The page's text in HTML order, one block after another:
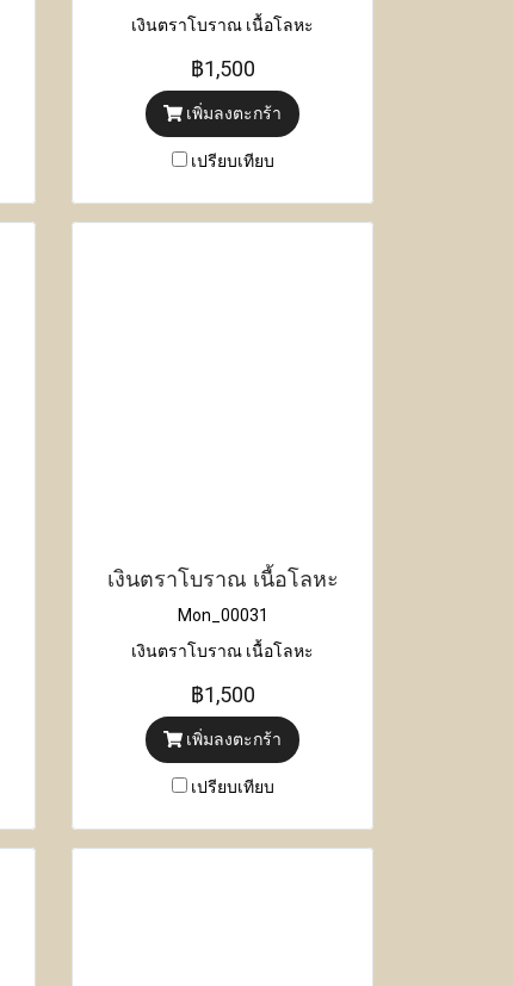
เงินตราโบราณ เนื้อโลหะ
฿1,500
เพิ่มลงตะกร้า
เปรียบเทียบ
เงินตราโบราณ เนื้อโลหะ
Mon_00031
เงินตราโบราณ เนื้อโลหะ
฿1,500
เพิ่มลงตะกร้า
เปรียบเทียบ